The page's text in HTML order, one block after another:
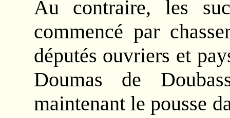
Au contraire, les
commencé par
députés ouvriers et
Doumas de
maintenant le pousse